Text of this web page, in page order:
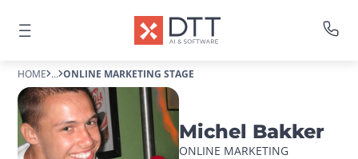
HOME ... ONLINE MARKETING STAGE
Michel Bakker
ONLINE MARKETING